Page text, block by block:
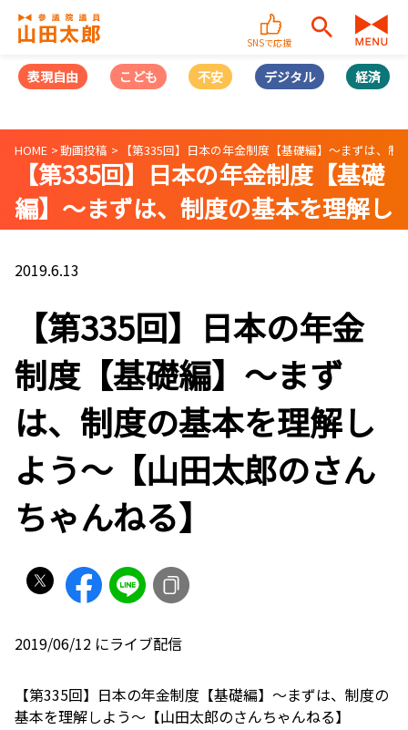
SNSで応援
表現自由 こども 不安 デジタル 経済
HOME 動画投稿 【第335回】日本の年金制度【基礎編】〜まずは、
【第335回】日本の年金制度【基礎
編】〜まずは、制度の基本を理解し
よう〜【山田太郎のさんちゃんね
る】
2019.6.13
【第335回】日本の年金
制度【基礎編】〜まず
は、制度の基本を理解し
よう〜【山田太郎のさん
ちゃんねる】
2019/06/12 にライブ配信
【第335回】日本の年金制度【基礎編】〜まずは、制度の
基本を理解しよう〜【山田太郎のさんちゃんねる】